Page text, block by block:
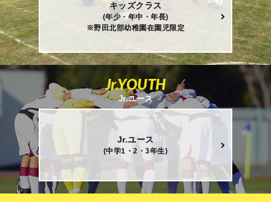
キッズクラス
(年少・年中・年長)
※野田北部幼稚園在園児限定
Jr.YOUTH
Jr.ユース
Jr.ユース
(中学1・2・3年生)